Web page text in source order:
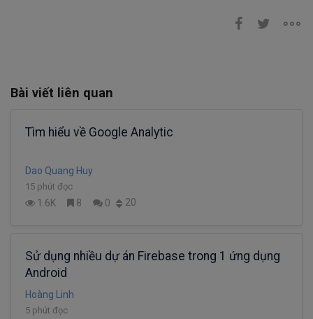
Bài viết liên quan
Tìm hiểu về Google Analytic
Dao Quang Huy
15 phút đọc
1.6K 8 0 20
Sử dụng nhiều dự án Firebase trong 1 ứng dụng
Android
Hoàng Linh
5 phút đọc